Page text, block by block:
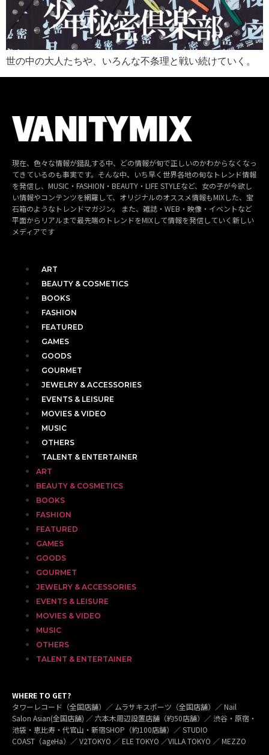
世の中の大人たちや、いろんな不条理と戦い続けていく。
現在、色々な情報が錯乱する中、どの情報が旬で正しいのかわからなくなっ
てきているのも事実です。そんな中、いち早く世界各地の旬なトレンド情報
を発信し、MUSIC・FASHION・BEAUTY・LIFE STYLEなど、女の子が今欲し
い情報やコンテンツを網羅して、オリジナルのオススメ情報もMIXした、宝
石箱のようなトレンドマガジン。 また、雑誌・WEB・映像・イベントなど
平面からリアルまで最先端のトレンドをMIXして情報を発信していく新しい
メディアです
ART
BEAUTY & COSMETICS
BOOKS
FASHION
FEATURED
GAMES
GOODS
GOURMET
JEWELRY & ACCESSORIES
EVENTS & LEISURE
MOVIES & VIDEO
MUSIC
OTHERS
TALENT & ENTERTAINER
ART
BEAUTY & COSMETICS
BOOKS
FASHION
FEATURED
GAMES
GOODS
GOURMET
JEWELRY & ACCESSORIES
EVENTS & LEISURE
MOVIES & VIDEO
MUSIC
OTHERS
TALENT & ENTERTAINER
WHERE TO GET?
タワーレコード（全国店舗）／ ムラサキスポーツ（全国店舗）／ Nail
Salon Asian(全国店舗) ／ 六本木周辺設置店舗（約50店舗）／ 渋谷・原宿・
池袋・恵比寿・代官山・新宿SHOP（約100店舗）／ STUDIO
COAST（ageHa）／ V2TOKYO ／ ELE TOKYO ／VILLA TOKYO ／ MEZZO